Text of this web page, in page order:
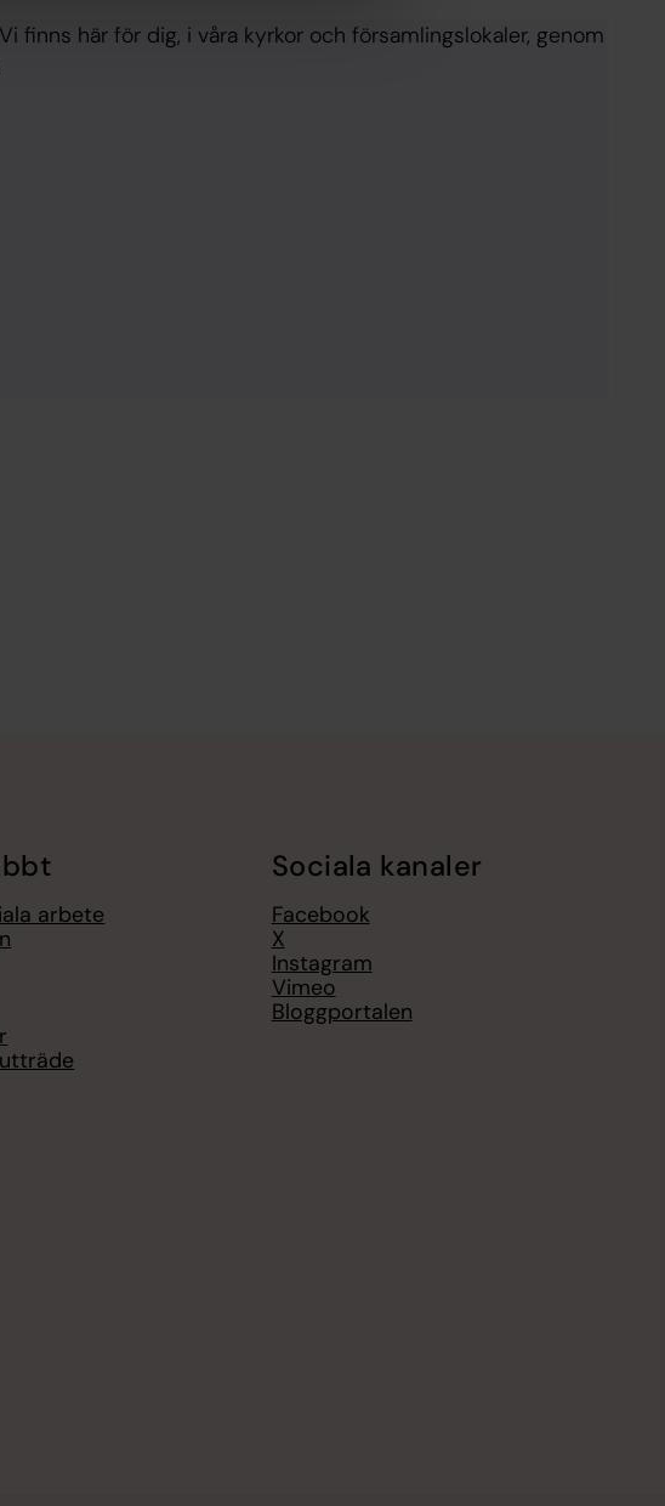
finns här för dig, i våra kyrkor och församlingslokaler, genom
arbete
Sociala kanaler
Facebook
X
Instagram
Vimeo
Bloggportalen